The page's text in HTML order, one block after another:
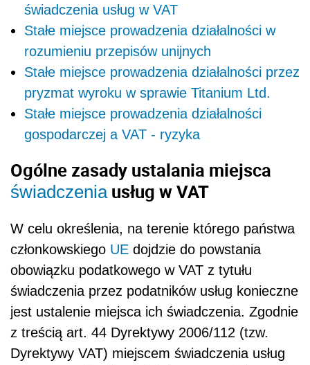
świadczenia usług w VAT
Stałe miejsce prowadzenia działalności w
rozumieniu przepisów unijnych
Stałe miejsce prowadzenia działalności przez
pryzmat wyroku w sprawie Titanium Ltd.
Stałe miejsce prowadzenia działalności
gospodarczej a VAT - ryzyka
Ogólne zasady ustalania miejsca
świadczeniausług w VAT
W celu określenia, na terenie którego państwa
członkowskiego UE dojdzie do powstania
obowiązku podatkowego w VAT z tytułu
świadczenia przez podatników usług konieczne
jest ustalenie miejsca ich świadczenia. Zgodnie
z treścią art. 44 Dyrektywy 2006/112 (tzw.
Dyrektywy VAT) miejscem świadczenia usług